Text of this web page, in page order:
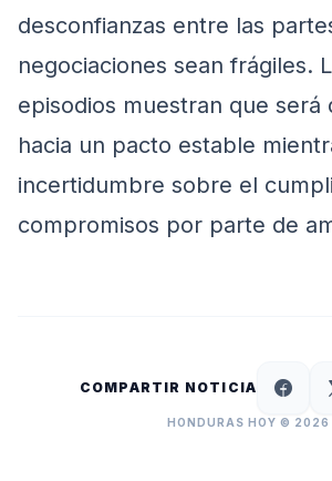
desconfianzas entre las
negociaciones sean frágiles.
episodios muestran que será
hacia un pacto estable
incertidumbre sobre el
compromisos por parte de
COMPARTIR NOTICIA
HONDURAS HOY © 2026